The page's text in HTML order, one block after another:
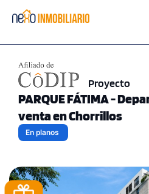
Proyecto
PARQUE FÁTIMA -
venta en Chorrillos
En planos